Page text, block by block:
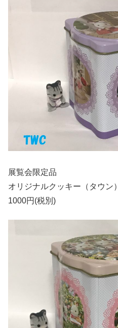
展覧会限定品
オリジナルクッキー（タウン）
1000円(税別)